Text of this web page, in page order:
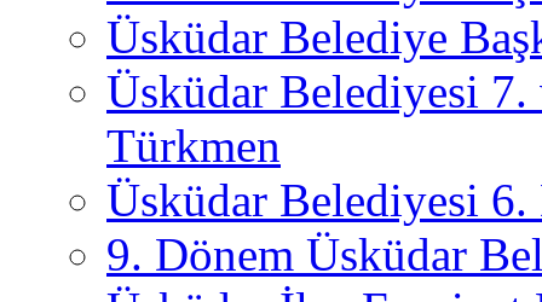
Üsküdar Belediye
Üsküdar Belediyesi
Türkmen
Üsküdar Belediyesi 6.
9. Dönem Üsküdar